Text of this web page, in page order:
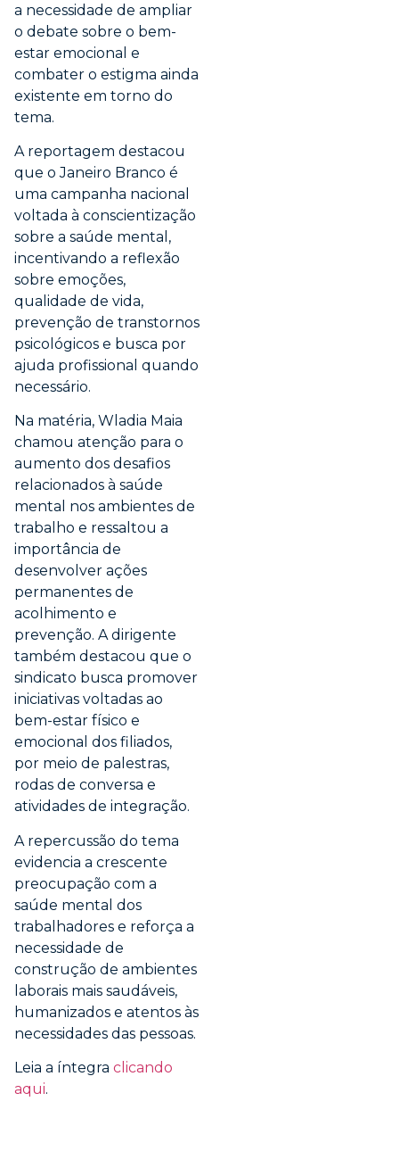
a necessidade de ampliar
o debate sobre o bem-
estar emocional e
combater o estigma ainda
existente em torno do
tema.
A reportagem destacou
que o Janeiro Branco é
uma campanha nacional
voltada à conscientização
sobre a saúde mental,
incentivando a reflexão
sobre emoções,
qualidade de vida,
prevenção de transtornos
psicológicos e busca por
ajuda profissional quando
necessário.
Na matéria, Wladia Maia
chamou atenção para o
aumento dos desafios
relacionados à saúde
mental nos ambientes de
trabalho e ressaltou a
importância de
desenvolver ações
permanentes de
acolhimento e
prevenção. A dirigente
também destacou que o
sindicato busca promover
iniciativas voltadas ao
bem-estar físico e
emocional dos filiados,
por meio de palestras,
rodas de conversa e
atividades de integração.
A repercussão do tema
evidencia a crescente
preocupação com a
saúde mental dos
trabalhadores e reforça a
necessidade de
construção de ambientes
laborais mais saudáveis,
humanizados e atentos às
necessidades das pessoas.
Leia a íntegra clicando
aqui.